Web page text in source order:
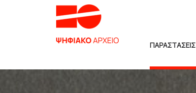
ΠΑΡΑΣΤΑΣΕΙΣ